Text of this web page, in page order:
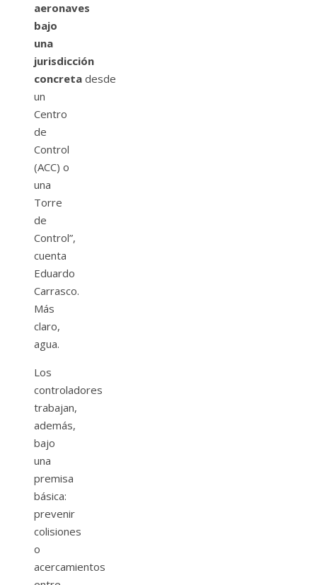
aeronaves
bajo
una
jurisdicción
concreta desde
un
Centro
de
Control
(ACC) o
una
Torre
de
Control”,
cuenta
Eduardo
Carrasco.
Más
claro,
agua.
Los
controladores
trabajan,
además,
bajo
una
premisa
básica:
prevenir
colisiones
o
acercamientos